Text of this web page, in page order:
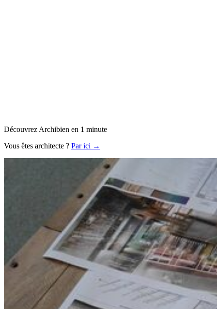
Découvrez Archibien en 1 minute
Vous êtes architecte ? Par ici →